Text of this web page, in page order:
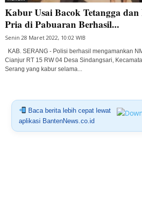
Kabur Usai Bacok Tetangga
Pria di Pabuaran Berhasil...
Senin 28 Maret 2022, 10:02 WIB
KAB. SERANG - Polisi berhasil mengamankan
Cianjur RT 15 RW 04 Desa Sindangsari,
Serang yang kabur selama...
Baca berita lebih cepat lewat
aplikasi BantenNews.co.id